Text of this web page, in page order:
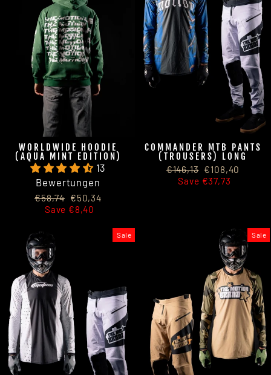
WORLDWIDE HOODIE
(AQUA MINT EDITION)
13
Bewertungen
Regular
price
€58,74 Sale
price
€50,34
Save €8,40
COMMANDER MTB PANTS
(TROUSERS) LONG
Regular
price
€146,13 Sale
price
€108,40
Save €37,73
Sale Sale